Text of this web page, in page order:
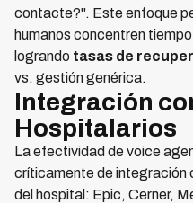
contacte?". Este enfoque
humanos concentren
logrando tasas de
vs. gestión genérica.
Integración
Hospitalarios
La efectividad de voice
críticamente de integración
del hospital: Epic, Cerner,